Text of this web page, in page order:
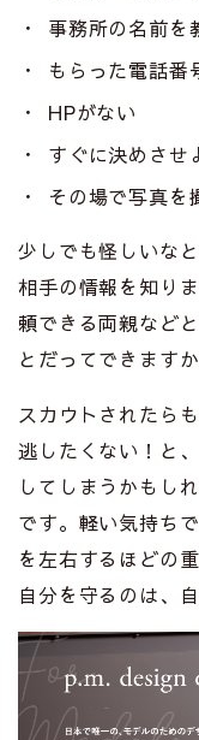
事務所の名前を
もらった電話番
HPがない
すぐに決めさせ
その場で写真を
少しでも怪しいな
相手の情報を知り
頼できる両親など
とだってできますか
スカウトされたら
逃したくない！と
してしまうかもし
です。軽い気持ち
を左右するほどの
自分を守るのは、